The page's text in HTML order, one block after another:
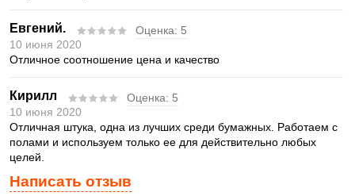
Написать отзыв
Евгений. Оценка: 5
10 июня 2020
Отличное соотношение цена и качество
Кирилл Оценка: 5
10 июня 2020
Отличная штука, одна из лучших среди бумажных. Работаем с
полами и используем только ее для действительно любых
целей.